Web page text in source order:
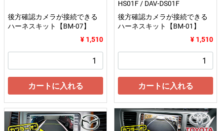
後方確認カメラが接続できる
ハーネスキット【BM-07】
¥ 1,510
カートに入れる
HS01F / DAV-DS01F
後方確認カメラが接続できる
ハーネスキット【BM-01】
¥ 1,510
カートに入れる